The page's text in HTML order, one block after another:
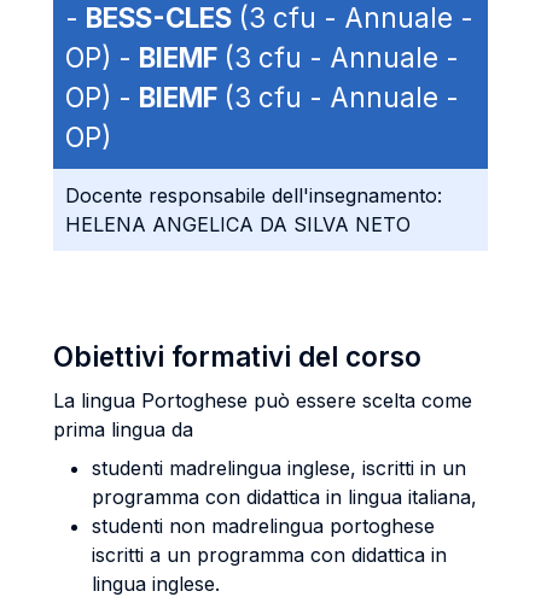
- BESS-CLES (3 cfu - Annuale -
OP) - BIEMF (3 cfu - Annuale -
OP) - BIEMF (3 cfu - Annuale -
OP)
Docente responsabile dell'insegnamento:
HELENA ANGELICA DA SILVA NETO
Obiettivi formativi del corso
La lingua Portoghese può essere scelta come
prima lingua da
studenti madrelingua inglese, iscritti in un
programma con didattica in lingua italiana,
studenti non madrelingua portoghese
iscritti a un programma con didattica in
lingua inglese.